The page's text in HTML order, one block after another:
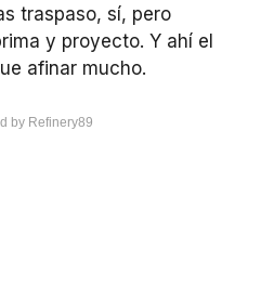
traspaso, sí, pero
y proyecto. Y ahí el
afinar mucho.
by Refinery89